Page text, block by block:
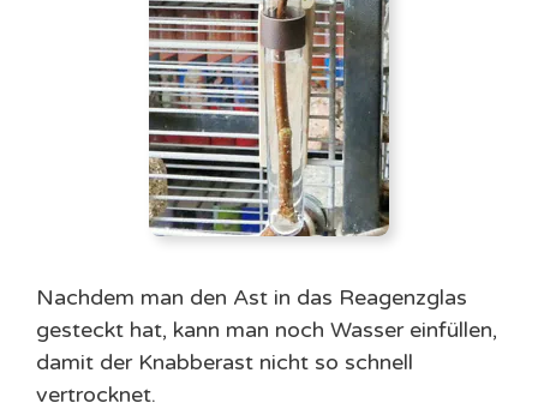
Nachdem man den Ast in das Reagenzglas
gesteckt hat, kann man noch Wasser einfüllen,
damit der Knabberast nicht so schnell
vertrocknet.